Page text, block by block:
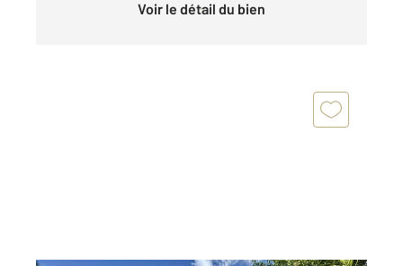
Voir le détail du bien